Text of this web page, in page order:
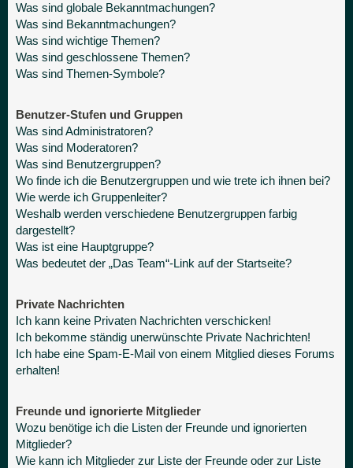
Was sind globale Bekanntmachungen?
Was sind Bekanntmachungen?
Was sind wichtige Themen?
Was sind geschlossene Themen?
Was sind Themen-Symbole?
Benutzer-Stufen und Gruppen
Was sind Administratoren?
Was sind Moderatoren?
Was sind Benutzergruppen?
Wo finde ich die Benutzergruppen und wie trete ich ihnen bei?
Wie werde ich Gruppenleiter?
Weshalb werden verschiedene Benutzergruppen farbig
dargestellt?
Was ist eine Hauptgruppe?
Was bedeutet der „Das Team“-Link auf der Startseite?
Private Nachrichten
Ich kann keine Privaten Nachrichten verschicken!
Ich bekomme ständig unerwünschte Private Nachrichten!
Ich habe eine Spam-E-Mail von einem Mitglied dieses Forums
erhalten!
Freunde und ignorierte Mitglieder
Wozu benötige ich die Listen der Freunde und ignorierten
Mitglieder?
Wie kann ich Mitglieder zur Liste der Freunde oder zur Liste